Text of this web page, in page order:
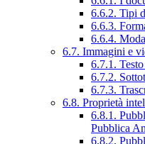
6.6.2. Tipi
6.6.3.
6.6.4.
6.7. Immagini e
6.7.1.
6.7.2.
6.7.3.
6.8. Proprietà
6.8.1.
Pubblica
6.8.2.